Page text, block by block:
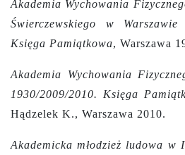
Akademia Wychowania
Świerczewskiego w
Księga Pamiątkowa, Warszawa
Akademia Wychowania
1930/2009/2010. Księga
Hądzelek K., Warszawa 2010.
Akademicka młodzież ludowa w